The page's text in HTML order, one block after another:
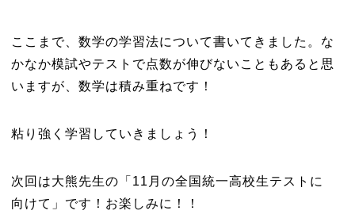
ここまで、数学の学習法について書いてきました。な
かなか模試やテストで点数が伸びないこともあると思
いますが、数学は積み重ねです！
粘り強く学習していきましょう！
次回は大熊先生の「11月の全国統一高校生テストに
向けて」です！お楽しみに！！